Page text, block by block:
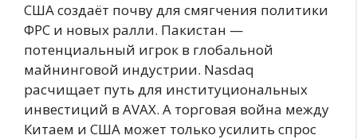
США создаёт почву для смягчения политики
ФРС и новых ралли. Пакистан —
потенциальный игрок в глобальной
майнинговой индустрии. Nasdaq
расчищает путь для институциональных
инвестиций в AVAX. А торговая война между
Китаем и США может только усилить спрос